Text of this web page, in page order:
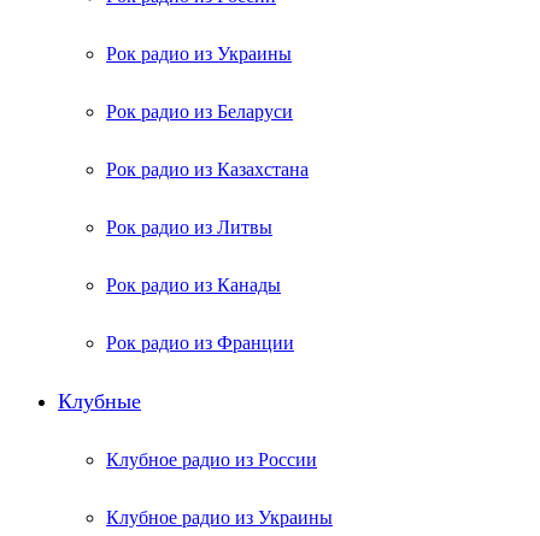
Рок радио из Украины
Рок радио из Беларуси
Рок радио из Казахстана
Рок радио из Литвы
Рок радио из Канады
Рок радио из Франции
Клубные
Клубное радио из России
Клубное радио из Украины